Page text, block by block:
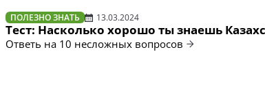
ПОЛЕЗНО ЗНАТЬ 13.03.2024
Тест: Насколько хорошо ты знаешь
Ответь на 10 несложных вопросов